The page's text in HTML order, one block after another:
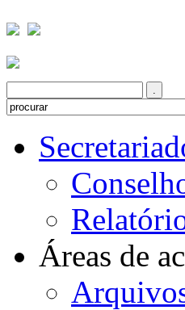
Áreas de